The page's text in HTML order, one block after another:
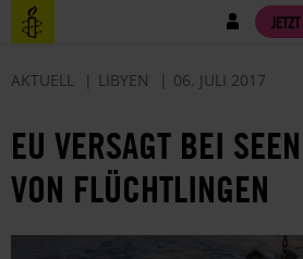
Direkt
zum
Benutzermenü
AKTUELL LIBYEN 06. JULI 2017
EU VERSAGT BEI
VON FLÜCHTLINGEN